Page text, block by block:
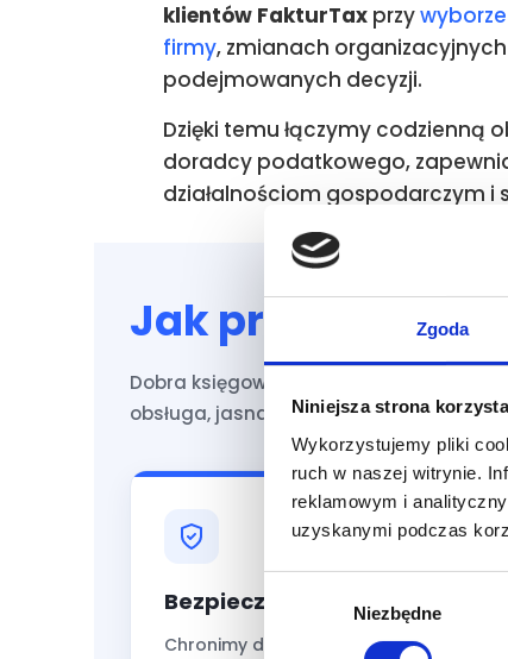
Zgoda
Niniejsza strona
Wykorzystujemy pliki
ruch w naszej witrynie.
reklamowym i
uzyskanymi podczas
zgody
Niezbędne
klientów FakturTax przy
firmy, zmianach
podejmowanych decyzji.
Dzięki temu łączymy codzienną
doradcy podatkowego,
działalnościom gospodarczym i
Jak pracujemy i
Dobra księgowość to dla nas nie tylko
obsługa, jasna komunikacja i dostęp
Bezpieczeństwo danych
Chronimy dokumenty i informacje